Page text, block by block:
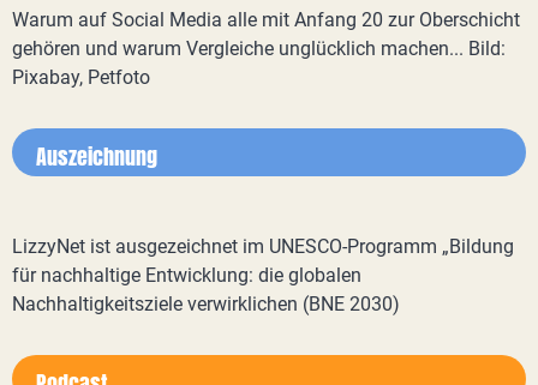
Warum auf Social Media alle mit Anfang 20 zur Oberschicht
gehören und warum Vergleiche unglücklich machen... Bild:
Pixabay, Petfoto
Auszeichnung
LizzyNet ist ausgezeichnet im UNESCO-Programm „Bildung
für nachhaltige Entwicklung: die globalen
Nachhaltigkeitsziele verwirklichen (BNE 2030)